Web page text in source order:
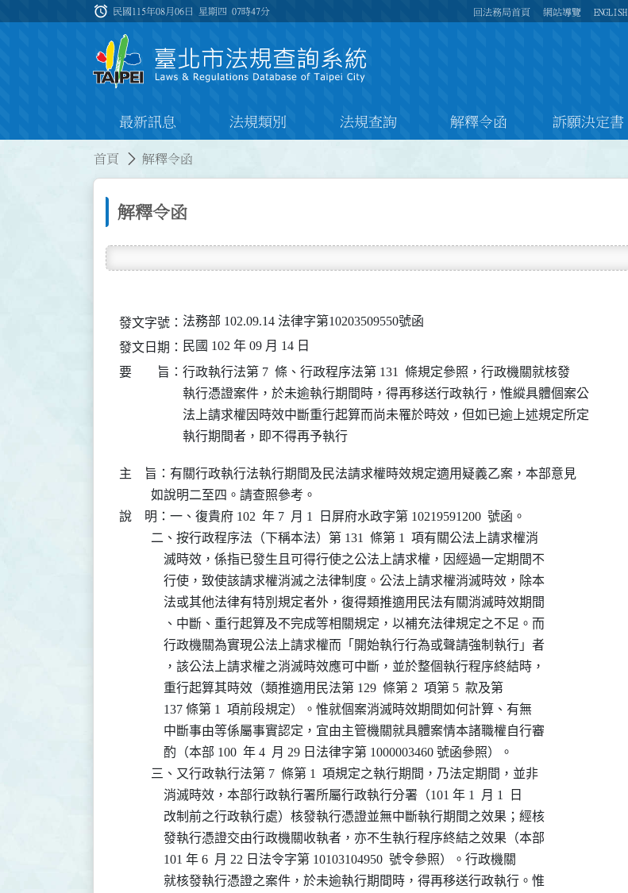
:::
alarm 民國115年08月06日 星期四07時47分 回法務局首頁 網站導覽 ENGLISH
最新訊息 法規類別 法規查詢 解釋令函 訴願決定書
首頁 解釋令函
解釋令函
發文字號： 法務部 102.09.14 法律字第10203509550號函
發文日期： 民國 102 年 09 月 14 日
要 旨： 行政執行法第 7  條、行政程序法第 131  條規定參照，行政機關就核發
執行憑證案件，於未逾執行期間時，得再移送行政執行，惟縱具體個案公
法上請求權因時效中斷重行起算而尚未罹於時效，但如已逾上述規定所定
執行期間者，即不得再予執行
主    旨：有關行政執行法執行期間及民法請求權時效規定適用疑義乙案，本部意見
          如說明二至四。請查照參考。
說    明：一、復貴府 102  年 7  月 1  日屏府水政字第 10219591200  號函。
          二、按行政程序法（下稱本法）第 131  條第 1  項有關公法上請求權消
              滅時效，係指已發生且可得行使之公法上請求權，因經過一定期間不
              行使，致使該請求權消滅之法律制度。公法上請求權消滅時效，除本
              法或其他法律有特別規定者外，復得類推適用民法有關消滅時效期間
              、中斷、重行起算及不完成等相關規定，以補充法律規定之不足。而
              行政機關為實現公法上請求權而「開始執行行為或聲請強制執行」者
              ，該公法上請求權之消滅時效應可中斷，並於整個執行程序終結時，
              重行起算其時效（類推適用民法第 129  條第 2  項第 5  款及第
              137 條第 1  項前段規定）。惟就個案消滅時效期間如何計算、有無
              中斷事由等係屬事實認定，宜由主管機關就具體案情本諸職權自行審
              酌（本部 100  年 4  月 29 日法律字第 1000003460 號函參照）。
          三、又行政執行法第 7  條第 1  項規定之執行期間，乃法定期間，並非
              消滅時效，本部行政執行署所屬行政執行分署（101 年 1  月 1  日
              改制前之行政執行處）核發執行憑證並無中斷執行期間之效果；經核
              發執行憑證交由行政機關收執者，亦不生執行程序終結之效果（本部
              101 年 6  月 22 日法令字第 10103104950  號令參照）。行政機關
              就核發執行憑證之案件，於未逾執行期間時，得再移送行政執行。惟